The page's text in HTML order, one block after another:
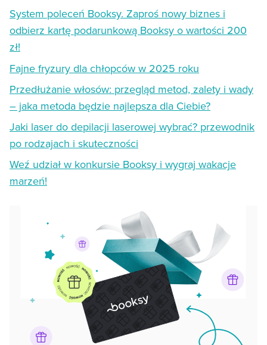
System poleceń Booksy. Zaproś nowy biznes i
odbierz kartę podarunkową Booksy o wartości 200
zł!
Fajne fryzury dla chłopców w 2025 roku
Przedłużanie włosów: przegląd metod, zalety i wady
– jaka metoda będzie najlepsza dla Ciebie?
Jaki laser do depilacji laserowej wybrać? przewodnik
po rodzajach i skuteczności
Weź udział w konkursie Booksy i wygraj wakacje
marzeń!